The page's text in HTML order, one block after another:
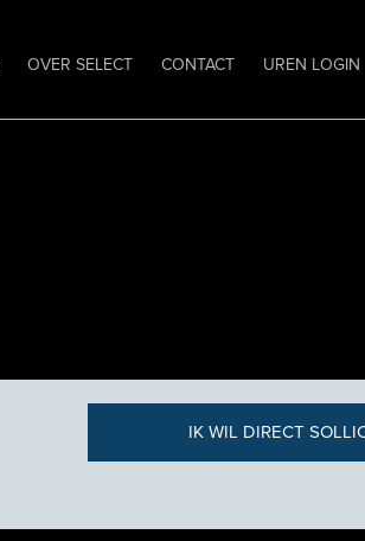
OVER SELECT CONTACT
UREN LOGIN
IK WIL DIRECT